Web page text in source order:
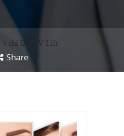
chỉ Ultra V Lift
Share